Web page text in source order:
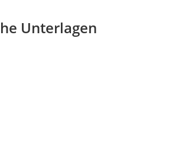
Unterlagen